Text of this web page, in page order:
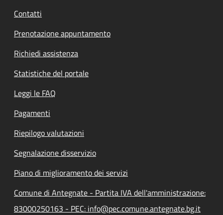
Contatti
Prenotazione appuntamento
Richiedi assistenza
Statistiche del portale
Leggi le FAQ
Pagamenti
Riepilogo valutazioni
Segnalazione disservizio
Piano di miglioramento dei servizi
Comune di Antegnate - Partita IVA dell'amministrazione:
83000250163 - PEC: info@pec.comune.antegnate.bg.it